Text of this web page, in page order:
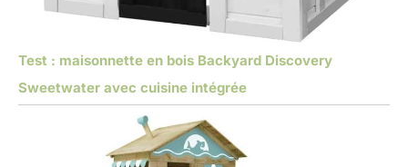
Test : maisonnette en bois Backyard Discovery
Sweetwater avec cuisine intégrée